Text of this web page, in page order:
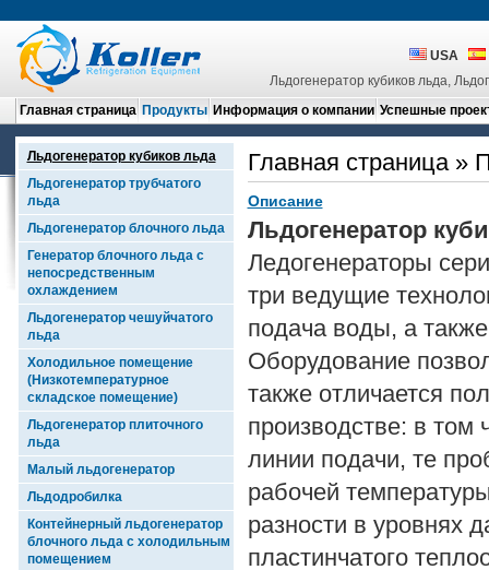
USA
Льдогенератор кубиков льда,
Главная страница Продукты Информация о компании Успешные
Льдогенератор кубиков льда
Льдогенератор трубчатого
льда
Льдогенератор блочного льда
Генератор блочного льда с
непосредственным
охлаждением
Льдогенератор чешуйчатого
льда
Холодильное помещение
(Низкотемпературное
складское помещение)
Льдогенератор плиточного
льда
Малый льдогенератор
Льдодробилка
Контейнерный льдогенератор
блочного льда с холодильным
помещением
Главная страница»
Описание
Льдогенератор
Ледогенераторы
три ведущие
подача воды, а
Оборудование
также отличается
производстве: в том
линии подачи, те
рабочей
разности в уровнях
пластинчатого